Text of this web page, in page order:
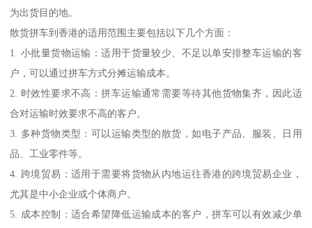
为出货目的地。
散货拼车到香港的适用范围主要包括以下几个方面：
1. 小批量货物运输：适用于货量较少、不足以单安排整车运输的客
户，可以通过拼车方式分摊运输成本。
2. 时效性要求不高：拼车运输通常需要等待其他货物集齐，因此适
合对运输时效要求不高的客户。
3. 多种货物类型：可以运输类型的散货，如电子产品、服装、日用
品、工业零件等。
4. 跨境贸易：适用于需要将货物从内地运往香港的跨境贸易企业，
尤其是中小企业或个体商户。
5. 成本控制：适合希望降低运输成本的客户，拼车可以有效减少单